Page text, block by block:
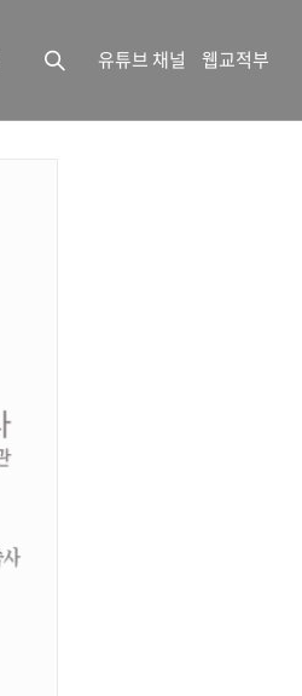
유튜브 채널 웹교적부